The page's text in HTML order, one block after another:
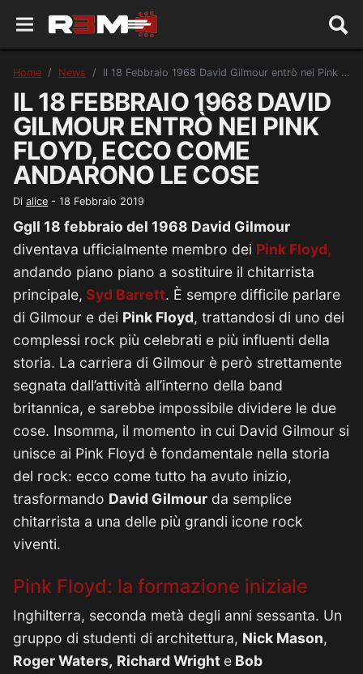
Home News Il 18 Febbraio 1968 David Gilmour entrò nei Pink Floyd, ecco come andarono le cose
IL 18 FEBBRAIO 1968 DAVID
GILMOUR ENTRÒ NEI PINK
FLOYD, ECCO COME
ANDARONO LE COSE
Di alice - 18 Febbraio 2019
GgIl 18 febbraio del 1968 David Gilmour
diventava ufficialmente membro dei Pink Floyd,
andando piano piano a sostituire il chitarrista
principale, Syd Barrett. È sempre difficile parlare
di Gilmour e dei Pink Floyd, trattandosi di uno dei
complessi rock più celebrati e più influenti della
storia. La carriera di Gilmour è però strettamente
segnata dall’attività all’interno della band
britannica, e sarebbe impossibile dividere le due
cose. Insomma, il momento in cui David Gilmour si
unisce ai Pink Floyd è fondamentale nella storia
del rock: ecco come tutto ha avuto inizio,
trasformando David Gilmour da semplice
chitarrista a una delle più grandi icone rock
viventi.
Pink Floyd: la formazione iniziale
Inghilterra, seconda metà degli anni sessanta. Un
gruppo di studenti di architettura, Nick Mason,
Roger Waters, Richard Wright e Bob